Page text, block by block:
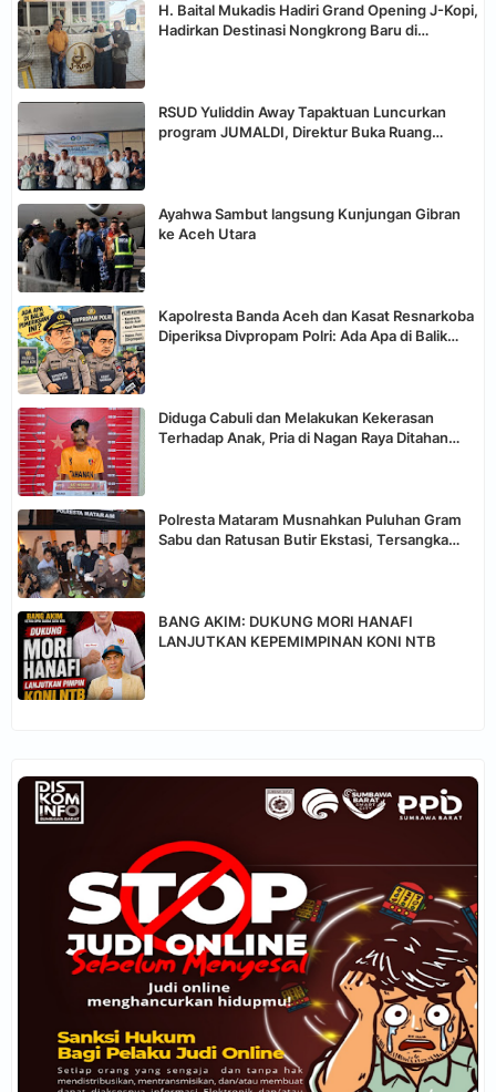
H. Baital Mukadis Hadiri Grand Opening J-Kopi,
Hadirkan Destinasi Nongkrong Baru di
RSUD Yuliddin Away Tapaktuan Luncurkan
program JUMALDI, Direktur Buka Ruang
Ayahwa Sambut langsung Kunjungan Gibran
ke Aceh Utara
Kapolresta Banda Aceh dan Kasat Resnarkoba
Diperiksa Divpropam Polri: Ada Apa di Balik
Diduga Cabuli dan Melakukan Kekerasan
Terhadap Anak, Pria di Nagan Raya Ditahan
Polresta Mataram Musnahkan Puluhan Gram
Sabu dan Ratusan Butir Ekstasi, Tersangka
BANG AKIM: DUKUNG MORI HANAFI
LANJUTKAN KEPEMIMPINAN KONI NTB